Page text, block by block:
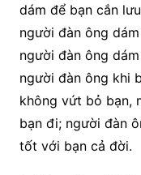
dám để bạn cắn
người đàn ông
người đàn ông
người đàn ông khi
không vứt bỏ bạn,
bạn đi; người đàn
tốt với bạn cả đời.